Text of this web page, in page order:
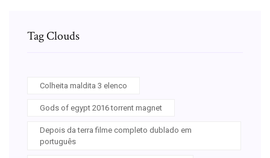
Tag Clouds
Colheita maldita 3 elenco
Gods of egypt 2016 torrent magnet
Depois da terra filme completo dublado em
português